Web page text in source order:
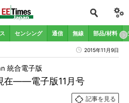
センシング 通信 無線 部品/材料
2015年11月9日
在――電子版11月号
統合電子版
記事を見る